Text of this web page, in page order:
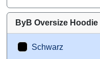
ByB Oversize Hoodie
Schwarz